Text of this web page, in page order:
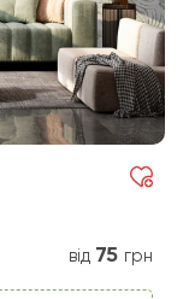
від 75 грн